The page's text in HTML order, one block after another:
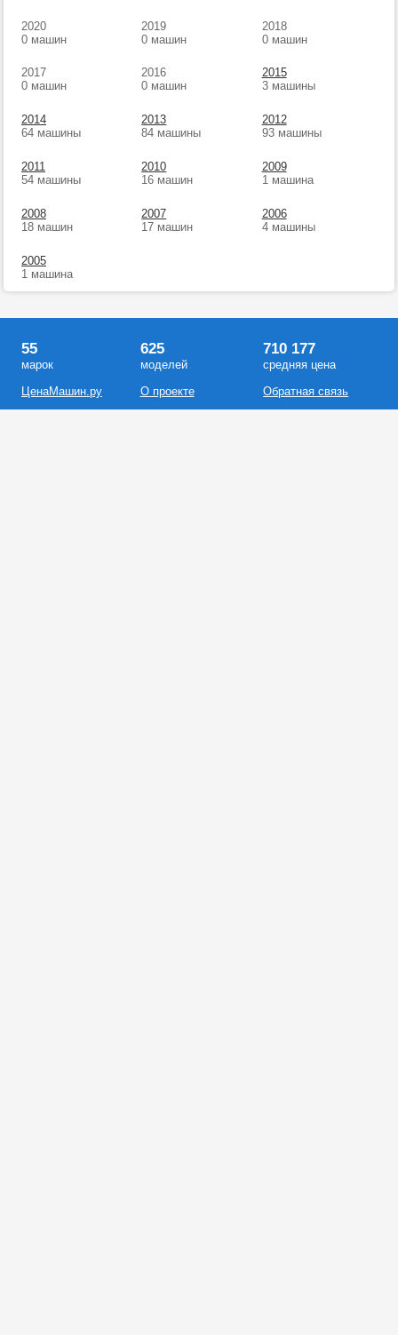
2020
0 машин
2019
0 машин
2018
0 машин
2017
0 машин
2016
0 машин
2015
3 машины
2014
64 машины
2013
84 машины
2012
93 машины
2011
54 машины
2010
16 машин
2009
1 машина
2008
18 машин
2007
17 машин
2006
4 машины
2005
1 машина
55
марок
ЦенаМашин.ру
625
моделей
О проекте
710 177
средняя цена
Обратная связь